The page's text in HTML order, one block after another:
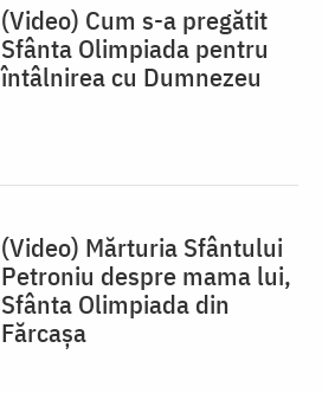
(Video) Cum s-a pregătit
Sfânta Olimpiada pentru
întâlnirea cu Dumnezeu
(Video) Mărturia Sfântului
Petroniu despre mama lui,
Sfânta Olimpiada din
Fărcașa